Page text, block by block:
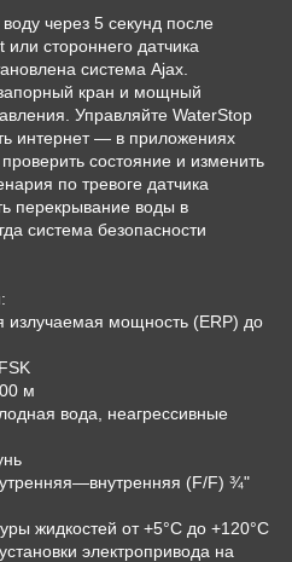
через 5 секунд после
или стороннего датчика
система Ajax.
запорный кран и мощный
Управляйте WaterStop
интернет — в приложениях
состояние и изменить
по тревоге датчика
перекрывание воды в
система безопасности
мощность (ERP) до
м
вода, неагрессивные
(F/F) ¾"
жидкостей от +5°C до +120°C
электропривода на